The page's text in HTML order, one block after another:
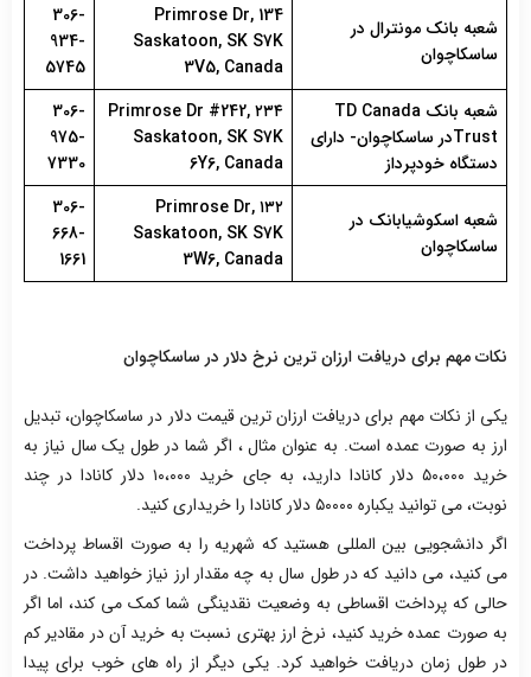
شعبه بانک مونترال در
ساسکاچوان
134 Primrose Dr,
Saskatoon, SK S7K
3V5, Canada
306-
934-
5745
شعبه بانک TD Canada
Trustدر ساسکاچوان- دارای
دستگاه خودپرداز
۲۳۴ Primrose Dr #242,
Saskatoon, SK S7K
6Y6, Canada
306-
975-
7330
شعبه اسکوشیابانک در
ساسکاچوان
۱۳۲ Primrose Dr,
Saskatoon, SK S7K
3W6, Canada
306-
668-
1661
نکات مهم برای دریافت ارزان ترین نرخ دلار در ساسکاچوان
یکی از نکات مهم برای دریافت ارزان ترین قیمت دلار در ساسکاچوان، تبدیل
ارز به صورت عمده است. به عنوان مثال ، اگر شما در طول یک سال نیاز به
خرید ۵۰،۰۰۰ دلار کانادا دارید، به جای خرید ۱۰،۰۰۰ دلار کانادا در چند
نوبت، می توانید یکباره ۵۰۰۰۰ دلار کانادا را خریداری کنید.
اگر دانشجویی بین المللی هستید که شهریه را به صورت اقساط پرداخت
می کنید، می دانید که در طول سال به چه مقدار ارز نیاز خواهید داشت. در
حالی که پرداخت اقساطی به وضعیت نقدینگی شما کمک می کند، اما اگر
به صورت عمده خرید کنید، نرخ ارز بهتری نسبت به خرید آن در مقادیر کم
در طول زمان دریافت خواهید کرد. یکی دیگر از راه های خوب برای پیدا